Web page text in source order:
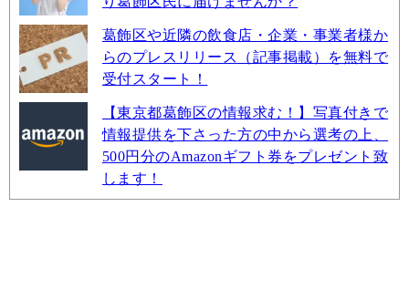
葛飾区や近隣の飲食店・企業・事業者様か
らのプレスリリース（記事掲載）を無料で
受付スタート！
【東京都葛飾区の情報求む！】写真付きで
情報提供を下さった方の中から選考の上、
500円分のAmazonギフト券をプレゼント致
します！